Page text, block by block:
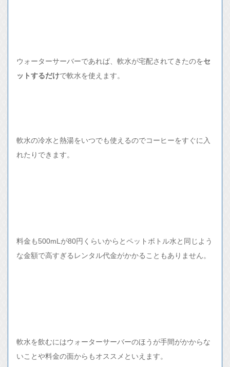
ウォーターサーバーであれば、軟水が宅配されてきたのをセ
ットするだけで軟水を使えます。
軟水の冷水と熱湯をいつでも使えるのでコーヒーをすぐに入
れたりできます。
料金も500mLが80円くらいからとペットボトル水と同じよう
な金額で高すぎるレンタル代金がかかることもありません。
軟水を飲むにはウォーターサーバーのほうが手間がかからな
いことや料金の面からもオススメといえます。